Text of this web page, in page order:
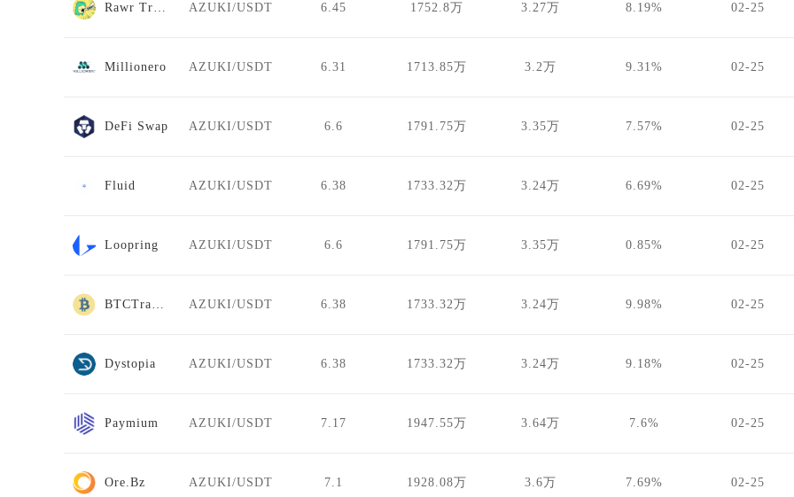
Rawr Trade AZUKI/USDT 6.45 1752.8万 3.27万 8.19% 02-25
Millionero AZUKI/USDT 6.31 1713.85万 3.2万 9.31% 02-25
DeFi Swap AZUKI/USDT 6.6 1791.75万 3.35万 7.57% 02-25
Fluid AZUKI/USDT 6.38 1733.32万 3.24万 6.69% 02-25
Loopring AZUKI/USDT 6.6 1791.75万 3.35万 0.85% 02-25
BTCTradeUA AZUKI/USDT 6.38 1733.32万 3.24万 9.98% 02-25
Dystopia AZUKI/USDT 6.38 1733.32万 3.24万 9.18% 02-25
Paymium AZUKI/USDT 7.17 1947.55万 3.64万 7.6% 02-25
Ore.Bz AZUKI/USDT 7.1 1928.08万 3.6万 7.69% 02-25